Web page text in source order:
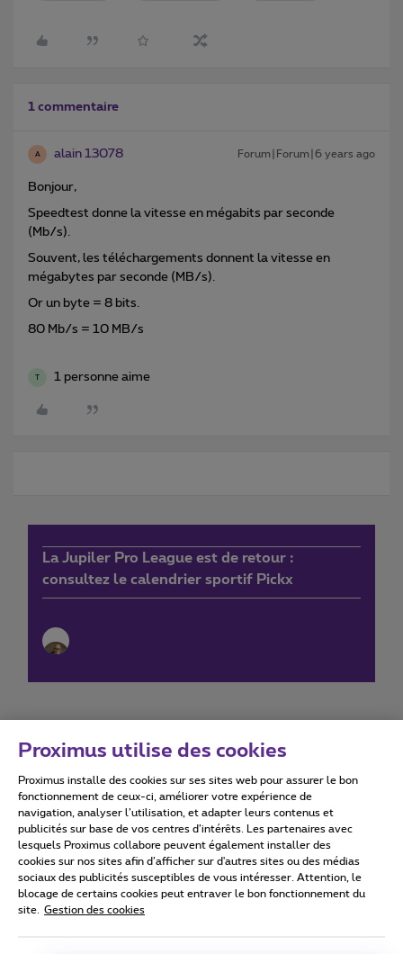
1 commentaire
A alain 13078 Forum|Forum|6 years ago
Bonjour,
Speedtest donne la vitesse en mégabits par seconde
(Mb/s).
Souvent, les téléchargements donnent la vitesse en
mégabytes par seconde (MB/s).
Or un byte = 8 bits.
80 Mb/s = 10 MB/s
T 1 personne aime
La Jupiler Pro League est de retour :
consultez le calendrier sportif Pickx
Conditions d'utilisation Accessibility statement
Tous droits réservés. © 2026 Proximus
Conditions générales, info consommateur
Proximus utilise des cookies
Proximus installe des cookies sur ses sites web pour assurer le bon
fonctionnement de ceux-ci, améliorer votre expérience de
navigation, analyser l’utilisation, et adapter leurs contenus et
publicités sur base de vos centres d’intérêts. Les partenaires avec
lesquels Proximus collabore peuvent également installer des
cookies sur nos sites afin d’afficher sur d'autres sites ou des médias
sociaux des publicités susceptibles de vous intéresser. Attention, le
blocage de certains cookies peut entraver le bon fonctionnement du
site.
Gestion des cookies